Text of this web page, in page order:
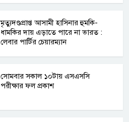
মৃত্যুদণ্ডপ্রাপ্ত আসামী হাসিনার হুমকি-
ধামকির দায় এড়াতে পারে না ভারত :
লেবার পার্টির চেয়ারম্যান
সোমবার সকাল ১০টায় এসএসসি
পরীক্ষার ফল প্রকাশ